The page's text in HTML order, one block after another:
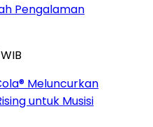
Pengalaman
Meluncurkan
untuk Musisi